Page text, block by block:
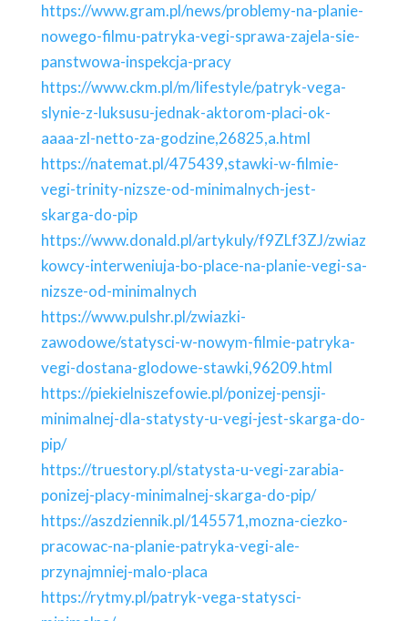
https://www.gram.pl/news/problemy-na-planie-
nowego-filmu-patryka-vegi-sprawa-zajela-sie-
panstwowa-inspekcja-pracy
https://www.ckm.pl/m/lifestyle/patryk-vega-
slynie-z-luksusu-jednak-aktorom-placi-ok-
aaaa-zl-netto-za-godzine,26825,a.html
https://natemat.pl/475439,stawki-w-filmie-
vegi-trinity-nizsze-od-minimalnych-jest-
skarga-do-pip
https://www.donald.pl/artykuly/f9ZLf3ZJ/zwiaz
kowcy-interweniuja-bo-place-na-planie-vegi-sa-
nizsze-od-minimalnych
https://www.pulshr.pl/zwiazki-
zawodowe/statysci-w-nowym-filmie-patryka-
vegi-dostana-glodowe-stawki,96209.html
https://piekielniszefowie.pl/ponizej-pensji-
minimalnej-dla-statysty-u-vegi-jest-skarga-do-
pip/
https://truestory.pl/statysta-u-vegi-zarabia-
ponizej-placy-minimalnej-skarga-do-pip/
https://aszdziennik.pl/145571,mozna-ciezko-
pracowac-na-planie-patryka-vegi-ale-
przynajmniej-malo-placa
https://rytmy.pl/patryk-vega-statysci-